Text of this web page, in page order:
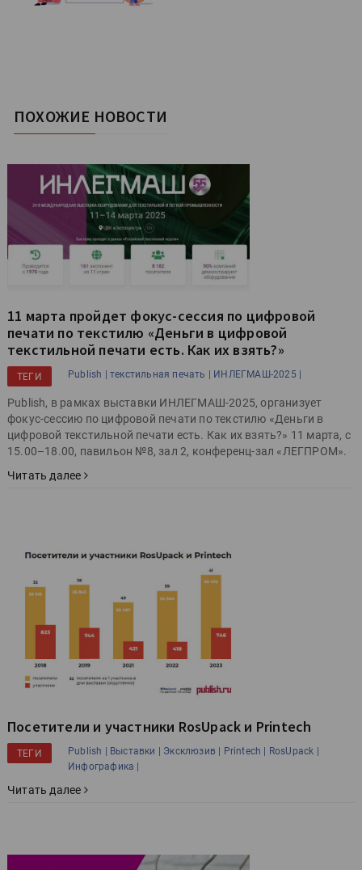
ПОХОЖИЕ НОВОСТИ
11 марта пройдет фокус-сессия по цифровой
печати по текстилю «Деньги в цифровой
текстильной печати есть. Как их взять?»
ТЕГИ Publish | текстильная печать | ИНЛЕГМАШ-2025 |
Publish, в рамках выставки ИНЛЕГМАШ-2025, организует
фокус-сессию по цифровой печати по текстилю «Деньги в
цифровой текстильной печати есть. Как их взять?» 11 марта, с
15.00–18.00, павильон №8, зал 2, конференц-зал «ЛЕГПРОМ».
Читать далее
Посетители и участники RosUpack и Printech
ТЕГИ Publish | Выставки | Эксклюзив | Printech | RosUpack |
Инфографика |
Читать далее